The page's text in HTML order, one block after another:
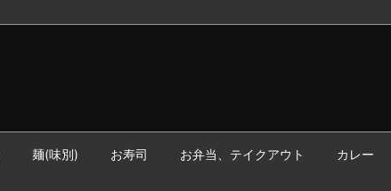
麺(味別) お寿司 お弁当、テイクアウト カレー